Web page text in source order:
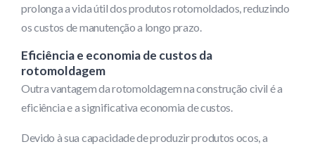
prolonga a vida útil dos produtos rotomoldados, reduzindo
os custos de manutenção a longo prazo.
Eficiência e economia de custos da
rotomoldagem
Outra vantagem da rotomoldagem na construção civil é a
eficiência e a significativa economia de custos.
Devido à sua capacidade de produzir produtos ocos, a